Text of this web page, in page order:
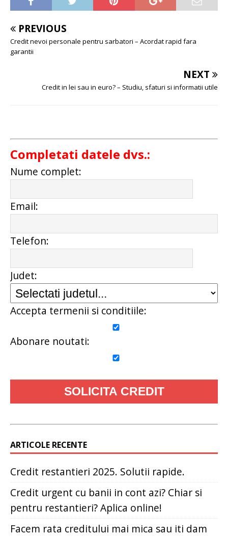
PREVIOUS
Credit nevoi personale pentru sarbatori – Acordat rapid fara
garantii
NEXT
Credit in lei sau in euro? – Studiu, sfaturi si informatii utile
Completati datele dvs.:
Nume complet:
Email:
Telefon:
Judet:
Accepta termenii si conditiile:
Abonare noutati:
ARTICOLE RECENTE
Credit restantieri 2025. Solutii rapide.
Credit urgent cu banii in cont azi? Chiar si
pentru restantieri? Aplica online!
Facem rata creditului mai mica sau iti dam